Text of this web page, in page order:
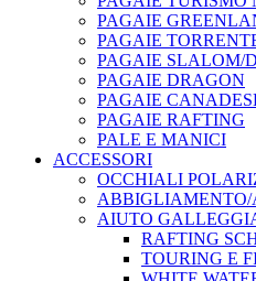
PAGAIE
PAGAIE
PAGAIE SLALOM/
PAGAIE DRAGON
PAGAIE
PAGAIE RAFTING
PALE E MANICI
ACCESSORI
OCCHIALI
ABBIGLIAMENTO/
AIUTO
RAFTING
TOURING E